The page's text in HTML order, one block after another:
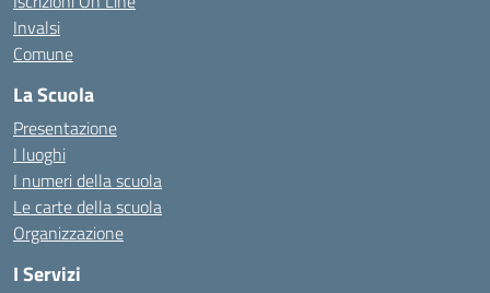
Invalsi
Comune
La Scuola
Presentazione
I luoghi
I numeri della scuola
Le carte della scuola
Organizzazione
I Servizi